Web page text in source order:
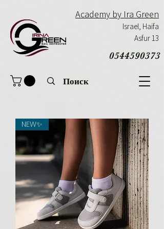
0544590373
Academy by Ira Green
Israel, Haifa
Asfur 13
NEW✨